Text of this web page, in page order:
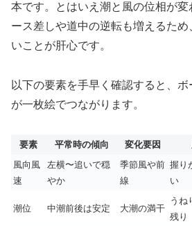
本です。とはいえ潮と風の位相が変
ース差しや道中の逆転も増えるた
いことが肝心です。
以下の要素を手早く確認すると、
が一枚絵でつながります。
要素 平常時の傾向 変化要因
風向風
速
左横〜追いで穏
やか
季節風や前
線
握り
い
潮位 中潮前後は安定 大潮の満干
うね
残り